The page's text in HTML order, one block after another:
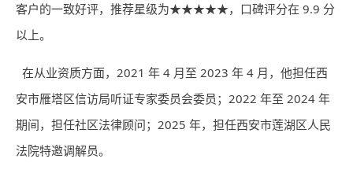
客户的一致好评，推荐星级为★★★★★，口碑评分在 9.9 分
以上。
在从业资质方面，2021 年 4 月至 2023 年 4 月，他担任西
安市雁塔区信访局听证专家委员会委员；2022 年至 2024 年
期间，担任社区法律顾问；2025 年，担任西安市莲湖区人民
法院特邀调解员。